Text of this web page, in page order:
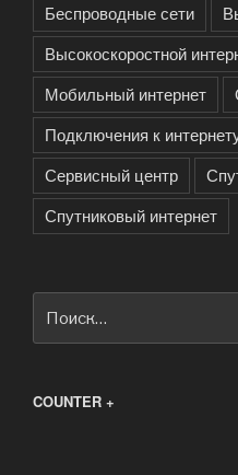
Беспроводные сети
Высокоскоростной
Мобильный интернет
Подключения к
Сервисный центр
Спутниковый интернет
COUNTER +